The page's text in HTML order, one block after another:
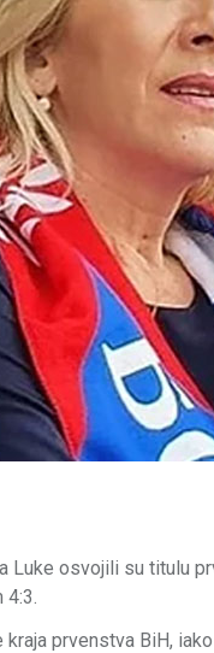
Luke osvojili su titulu
4:3.
prvenstva BiH,